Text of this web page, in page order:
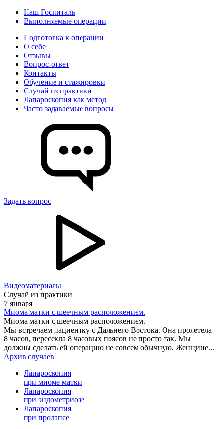
Наш Госпиталь
Выполняемые операции
Подготовка к операции
О себе
Отзывы
Вопрос-ответ
Контакты
Обучение и стажировки
Случай из практики
Лапароскопия как метод
Часто задаваемые вопросы
Задать вопрос
Видеоматериалы
Случай из практики
7 января
Миома матки с шеечным расположением.
Миома матки с шеечным расположением.
Мы встречаем пациентку с Дальнего Востока. Она пролетела
8 часов, пересекла 8 часовых поясов не просто так. Мы
должны сделать ей операцию не совсем обычную. Женщине...
Архив случаев
Лапароскопия
при миоме матки
Лапароскопия
при эндометриозе
Лапароскопия
при пролапсе